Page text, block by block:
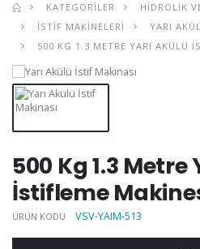
KATEGORILER
HIDROLIK
İSTIF MAKINELERI
YARI
500 KG 1.3 METRE YARI AKÜLÜ
500 Kg 1.3 Metre
İstifleme
ÜRÜN KODU VSV-YAIM-513